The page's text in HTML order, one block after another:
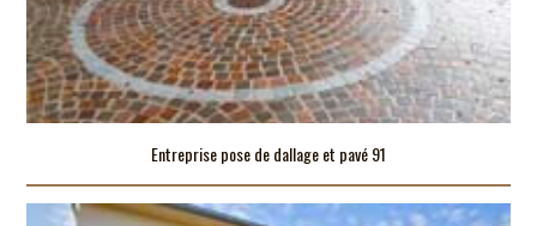
Entreprise pose de dallage et pavé 91